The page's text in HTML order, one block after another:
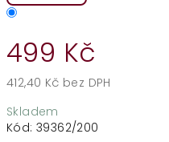
499 Kč
412,40 Kč bez DPH
cena:
Skladem
Kód: 39362/200